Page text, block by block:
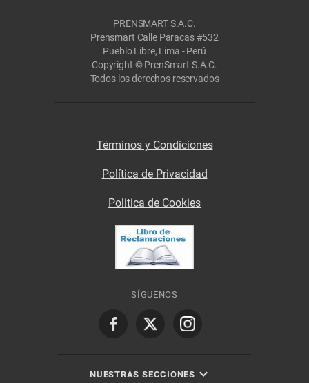
PRENSMART S.A.C.
Prensmart Calle Paracas #532
Pueblo Libre, Lima - Perú
Copyright © PrenSmart S.A.C.
Todos los derechos reservados
Términos y Condiciones
Política de Privacidad
Politica de Cookies
SÍGUENOS
NUESTRAS SECCIONES